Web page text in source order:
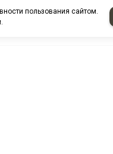
пользования сайтом.